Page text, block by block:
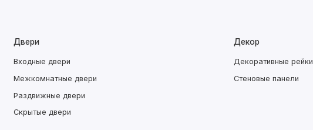
Двери
Входные двери
Межкомнатные двери
Раздвижные двери
Скрытые двери
Декор
Декоративные рейки
Стеновые панели